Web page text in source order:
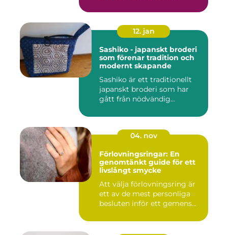
12. jan
Sashiko - japanskt broderi
som förenar tradition och
modernt skapande
Sashiko är ett traditionellt
japanskt broderi som har
gått från nödvändig...
04. nov
Förlovningsringar: En
genomtänkt guide för ett
livslångt smycke
Att välja förlovningsring är
ett av de mest personliga
besluten inför ett gemens...